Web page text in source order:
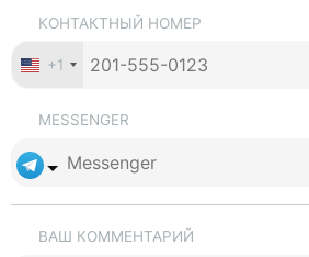
КОНТАКТНЫЙ НОМЕР
+1
MESSENGER
ВАШ КОММЕНТАРИЙ